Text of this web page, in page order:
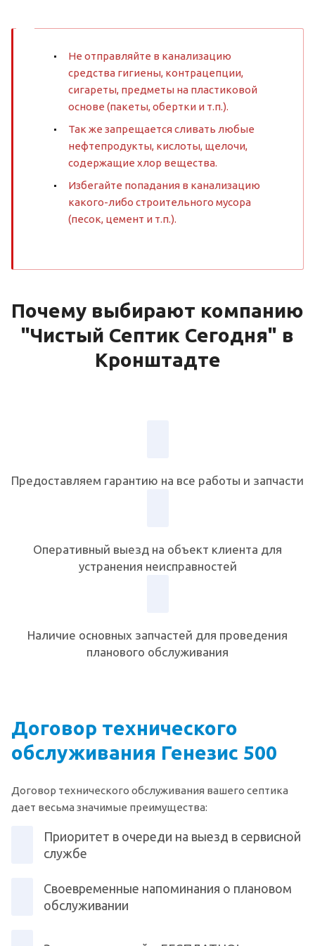
Не отправляйте в канализацию
средства гигиены, контрацепции,
сигареты, предметы на пластиковой
основе (пакеты, обертки и т.п.).
Так же запрещается сливать любые
нефтепродукты, кислоты, щелочи,
содержащие хлор вещества.
Избегайте попадания в канализацию
какого-либо строительного мусора
(песок, цемент и т.п.).
Почему выбирают компанию
"Чистый Септик Сегодня" в
Кронштадте
Предоставляем гарантию на все работы и запчасти
Оперативный выезд на объект клиента для
устранения неисправностей
Наличие основных запчастей для проведения
планового обслуживания
Договор технического
обслуживания Генезис 500
Договор технического обслуживания вашего септика
дает весьма значимые преимущества:
Приоритет в очереди на выезд в сервисной
службе
Своевременные напоминания о плановом
обслуживании